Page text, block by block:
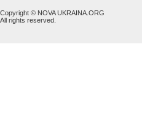
Copyright © NOVA UKRAINA.ORG
All rights reserved.